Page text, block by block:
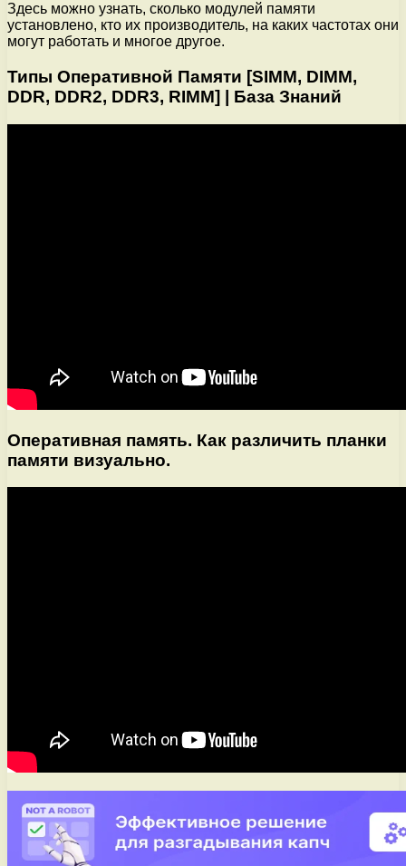
Здесь можно узнать, сколько модулей памяти
установлено, кто их производитель, на каких частотах они
могут работать и многое другое.
Типы Оперативной Памяти [SIMM, DIMM,
DDR, DDR2, DDR3, RIMM] | База Знаний
Оперативная память. Как различить планки
памяти визуально.